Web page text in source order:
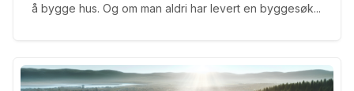
å bygge hus. Og om man aldri har levert en byggesøk...